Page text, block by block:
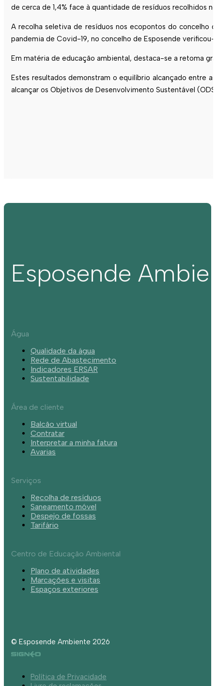
de cerca de 1,4% face à quantidade de resíduos recolhidos
A recolha seletiva de resíduos nos ecopontos do concelho
pandemia de Covid-19, no concelho de Esposende verificou-
Em matéria de educação ambiental, destaca-se a retoma
Estes resultados demonstram o equilíbrio alcançado entre
alcançar os Objetivos de Desenvolvimento Sustentável
Esposende
Água
Qualidade da água
Rede de Abastecimento
Indicadores ERSAR
Sustentabilidade
Área de cliente
Balcão virtual
Contratar
Interpretar a minha fatura
Avarias
Serviços
Recolha de resíduos
Saneamento móvel
Despejo de fossas
Tarifário
Centro de Educação Ambiental
Plano de atividades
Marcações e visitas
Espaços exteriores
© Esposende Ambiente 2026
Política de Privacidade